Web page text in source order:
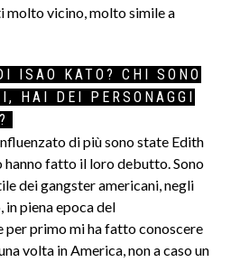
molto vicino, molto simile a
ISAO KATO? CHI SONO
HAI DEI PERSONAGGI
di più sono state Edith
hanno fatto il loro debutto. Sono
dei gangster americani, negli
in piena epoca del
primo mi ha fatto conoscere
volta in America, non a caso un